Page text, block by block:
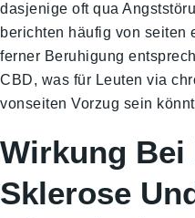
dasjenige oft qua
berichten häufig von seiten
ferner Beruhigung
CBD, was für Leuten via
vonseiten Vorzug sein
Wirkung
Sklerose